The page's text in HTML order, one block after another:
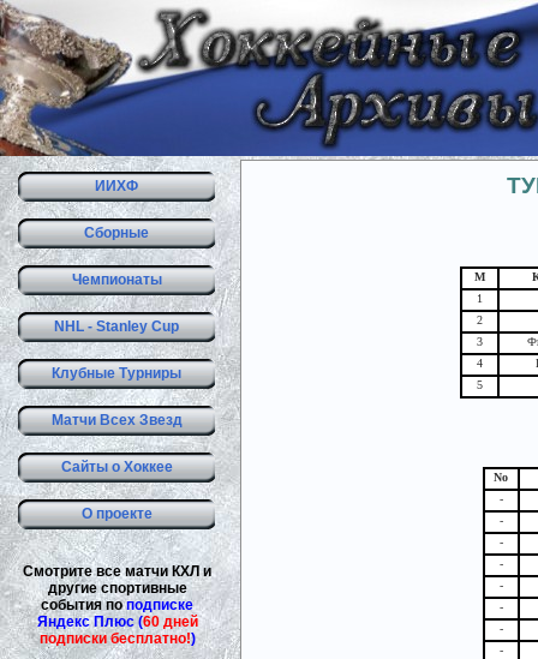
ИИХФ
Сборные
Чемпионаты
NHL - Stanley Cup
Клубные Турниры
Матчи Всех Звезд
Сайты о Хоккее
О проекте
Смотрите все матчи КХЛ и
другие спортивные
события поподписке
Яндекс Плюс (60 дней
подписки бесплатно!)
М
1
2
3
4
5
No
-
-
-
-
-
-
-
-